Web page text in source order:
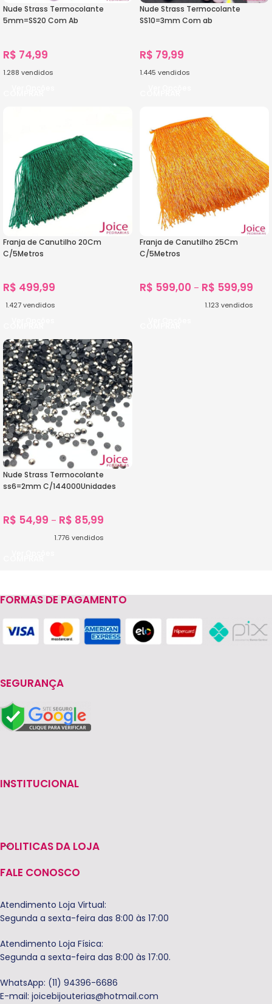
Nude Strass Termocolante
5mm=SS20 Com Ab
R$ 74,99
1.288 vendidos
Nude Strass Termocolante
SS10=3mm Com ab
R$ 79,99
1.445 vendidos
Franja de Canutilho 20Cm
C/5Metros
R$ 499,99
1.427vendidos
Franja de Canutilho 25Cm
C/5Metros
R$ 599,00 – R$ 599,99
1.123 vendidos
Nude Strass Termocolante
ss6=2mm C/144000Unidades
R$ 54,99 – R$ 85,99
1.776 vendidos
FORMAS DE PAGAMENTO
SEGURANÇA
INSTITUCIONAL
POLITICAS DA LOJA
FALE CONOSCO
Atendimento Loja Virtual:
Segunda a sexta-feira das 8:00 às 17:00
Atendimento Loja Física:
Segunda a sexta-feira das 8:00 às 17:00.
WhatsApp: (11) 94396-6686
E-mail: joicebijouterias@hotmail.com